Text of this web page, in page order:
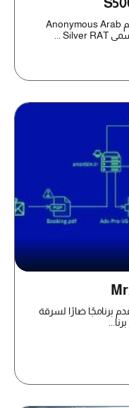
أصدرت مجموعة #القراصنة المعروفة باسم Anonymous Arab
برنامجًا ضارًا لسرقة